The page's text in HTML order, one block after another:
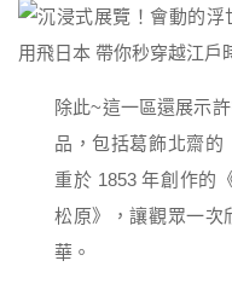
除此~這一區還展示
品，包括葛飾北齋的
重於 1853 年創作的
松原》，讓觀眾一次
華。